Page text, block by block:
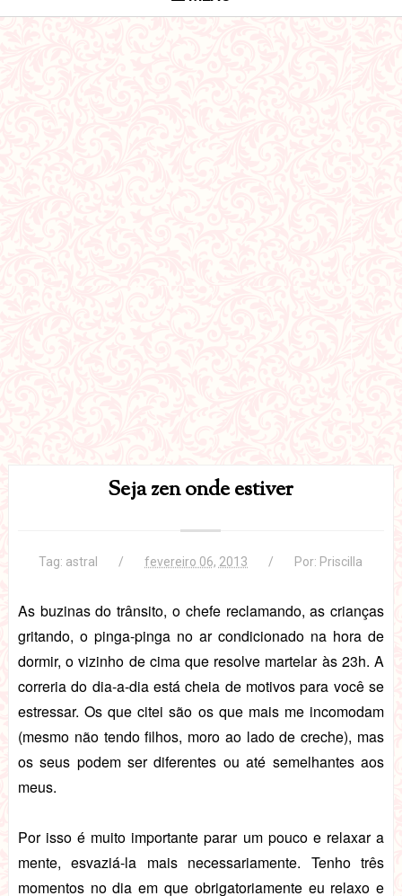
Seja zen onde estiver
Tag: astral fevereiro 06, 2013 Por: Priscilla
As buzinas do trânsito, o chefe reclamando, as crianças
gritando, o pinga-pinga no ar condicionado na hora de
dormir, o vizinho de cima que resolve martelar às 23h. A
correria do dia-a-dia está cheia de motivos para você se
estressar. Os que citei são os que mais me incomodam
(mesmo não tendo filhos, moro ao lado de creche), mas
os seus podem ser diferentes ou até semelhantes aos
meus.
Por isso é muito importante parar um pouco e relaxar a
mente, esvaziá-la mais necessariamente. Tenho três
momentos no dia em que obrigatoriamente eu relaxo e